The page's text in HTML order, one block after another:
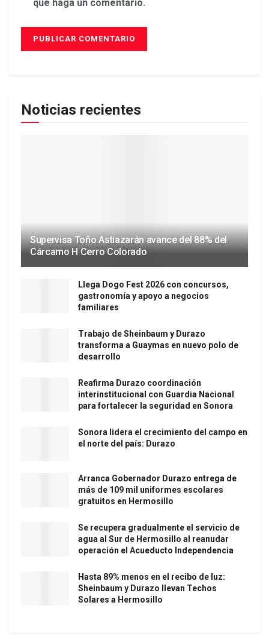
que haga un comentario.
Noticias recientes
Supervisa Toño Astiazarán avance del 88% del
Cárcamo H Cerro Colorado
Llega Dogo Fest 2026 con concursos,
gastronomía y apoyo a negocios
familiares
Trabajo de Sheinbaum y Durazo
transforma a Guaymas en nuevo polo de
desarrollo
Reafirma Durazo coordinación
interinstitucional con Guardia Nacional
para fortalecer la seguridad en Sonora
Sonora lidera el crecimiento del campo en
el norte del país: Durazo
Arranca Gobernador Durazo entrega de
más de 109 mil uniformes escolares
gratuitos en Hermosillo
Se recupera gradualmente el servicio de
agua al Sur de Hermosillo al reanudar
operación el Acueducto Independencia
Hasta 89% menos en el recibo de luz:
Sheinbaum y Durazo llevan Techos
Solares a Hermosillo